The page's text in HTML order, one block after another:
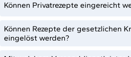
Können Privatrezepte eingereicht
Können Rezepte der gesetzlichen
eingelöst werden?